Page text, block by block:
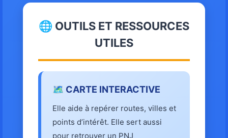
🌐 OUTILS ET RESSOURCES
UTILES
🗺️ CARTE INTERACTIVE
Elle aide à repérer routes, villes et
points d’intérêt. Elle sert aussi
pour retrouver un PNJ